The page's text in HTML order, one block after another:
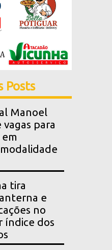
Posts
Manoel
para
tira
e
no
índice dos